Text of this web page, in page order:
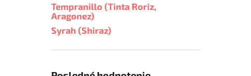
Tempranillo (Tinta Roriz,
Aragonez)
Syrah (Shiraz)